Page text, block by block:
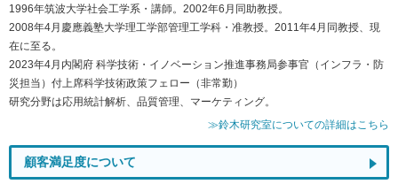
1996年筑波大学社会工学系・講師。2002年6月同助教授。
2008年4月慶應義塾大学理工学部管理工学科・准教授。2011年4月同教授、現
在に至る。
2023年4月内閣府 科学技術・イノベーション推進事務局参事官（インフラ・防
災担当）付上席科学技術政策フェロー（非常勤）
研究分野は応用統計解析、品質管理、マーケティング。
≫鈴木研究室についての詳細はこちら
顧客満足度について